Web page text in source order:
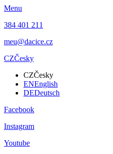
Menu
384 401 211
meu@dacice.cz
CZČesky
CZČesky
ENEnglish
DEDeutsch
Facebook
Instagram
Youtube